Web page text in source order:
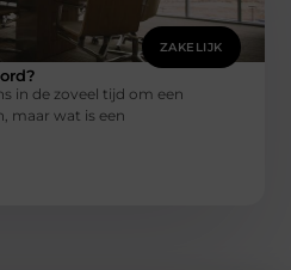
ZAKELIJK
in de zoveel tijd om een
maar wat is een